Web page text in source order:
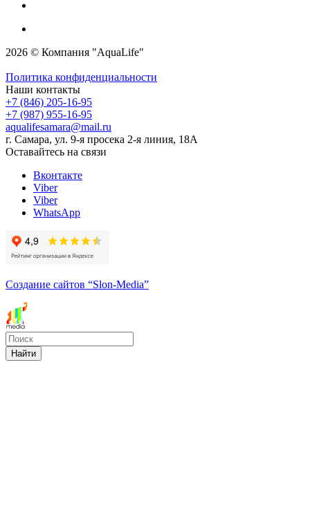
2026 © Компания "AquaLife"
Политика конфиденциальности
Наши контакты
+7 (846) 205-16-95
+7 (987) 955-16-95
aqualifesamara@mail.ru
г. Самара, ул. 9-я просека 2-я линия, 18А
Оставайтесь на связи
Вконтакте
Viber
Viber
WhatsApp
Создание сайтов “Slon-Media”
Найти